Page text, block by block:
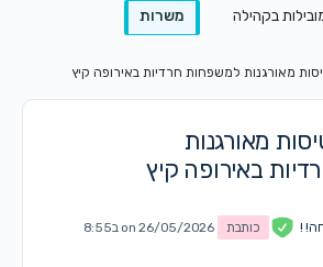
בקהילה משרות
מאורגנות למשפחות חרדיות באירופה קיץ
מאורגנות
באירופה קיץ
! כותבת
on 26/05/2026 ב8:55